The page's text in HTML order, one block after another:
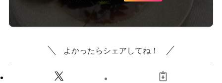
よかったらシェアしてね！